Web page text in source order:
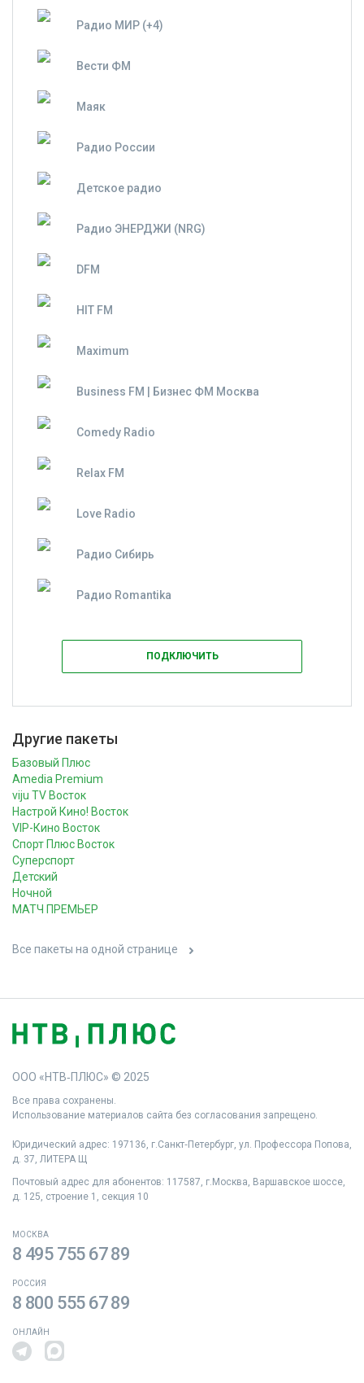
Радио МИР (+4)
Вести ФМ
Маяк
Радио России
Детское радио
Радио ЭНЕРДЖИ (NRG)
DFM
HIT FM
Maximum
Business FM | Бизнес ФМ Москва
Comedy Radio
Relax FM
Love Radio
Радио Сибирь
Радио Romantika
ПОДКЛЮЧИТЬ
Другие пакеты
Базовый Плюс
Amedia Premium
viju TV Восток
Настрой Кино! Восток
VIP-Кино Восток
Спорт Плюс Восток
Суперспорт
Детский
Ночной
МАТЧ ПРЕМЬЕР
Все пакеты на одной странице
ООО «НТВ‑ПЛЮС» © 2025
Все права сохранены.
Использование материалов сайта без согласования запрещено.
Юридический адрес: 197136, г.Санкт‑Петербург, ул. Профессора Попова,
д. 37, ЛИТЕРА Щ
Почтовый адрес для абонентов: 117587, г.Москва, Варшавское шоссе,
д. 125, строение 1, секция 10
МОСКВА
8 495 755 67 89
РОССИЯ
8 800 555 67 89
ОНЛАЙН